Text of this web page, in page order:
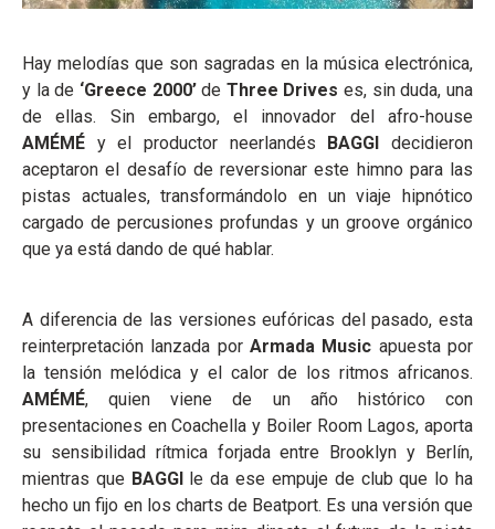
Hay melodías que son sagradas en la música electrónica,
y la de ‘Greece 2000’de Three Drives es, sin duda, una
de ellas. Sin embargo, el innovador del afro-house
AMÉMÉ y el productor neerlandés BAGGI decidieron
aceptaron el desafío de reversionar este himno para las
pistas actuales, transformándolo en un viaje hipnótico
cargado de percusiones profundas y un groove orgánico
que ya está dando de qué hablar.
A diferencia de las versiones eufóricas del pasado, esta
reinterpretación lanzada por Armada Music apuesta por
la tensión melódica y el calor de los ritmos africanos.
AMÉMÉ, quien viene de un año histórico con
presentaciones en Coachella y Boiler Room Lagos, aporta
su sensibilidad rítmica forjada entre Brooklyn y Berlín,
mientras que BAGGIle da ese empuje de club que lo ha
hecho un fijo en los charts de Beatport. Es una versión que